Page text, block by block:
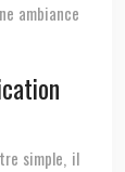
ambiance
simple, il